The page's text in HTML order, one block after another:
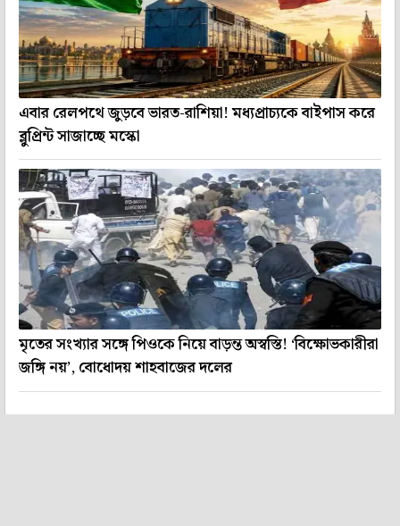
এবার রেলপথে জুড়বে ভারত-রাশিয়া! মধ্যপ্রাচ্যকে বাইপাস করে
ব্লুপ্রিন্ট সাজাচ্ছে মস্কো
মৃতের সংখ্যার সঙ্গে পিওকে নিয়ে বাড়ন্ত অস্বস্তি! ‘বিক্ষোভকারীরা
জঙ্গি নয়’, বোধোদয় শাহবাজের দলের